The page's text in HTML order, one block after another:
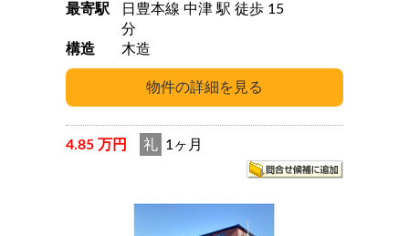
最寄駅
日豊本線 中津 駅 徒歩 15
分
構造
木造
4.85 万円 礼 1ヶ月